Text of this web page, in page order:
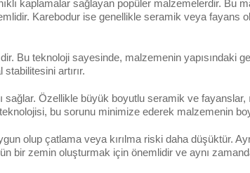
kaplamalar sağlayan popüler malzemelerdir. Bu
Karebodur ise genellikle seramik veya fayans
Bu teknoloji sayesinde, malzemenin yapısındaki
artırır.
Özellikle büyük boyutlu seramik ve fayanslar,
bu sorunu minimize ederek malzemenin
olup çatlama veya kırılma riski daha düşüktür.
bir zemin oluşturmak için önemlidir ve aynı